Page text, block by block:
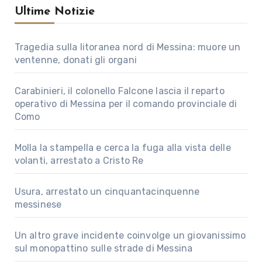
Ultime Notizie
Tragedia sulla litoranea nord di Messina: muore un
ventenne, donati gli organi
Carabinieri, il colonello Falcone lascia il reparto
operativo di Messina per il comando provinciale di
Como
Molla la stampella e cerca la fuga alla vista delle
volanti, arrestato a Cristo Re
Usura, arrestato un cinquantacinquenne
messinese
Un altro grave incidente coinvolge un giovanissimo
sul monopattino sulle strade di Messina